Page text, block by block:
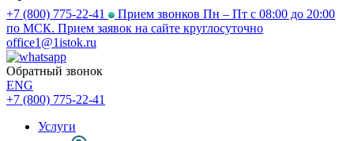
+7 (800) 775-22-41
Прием звонков Пн – Пт с 08:00 до 20:00
по МСК. Прием заявок на сайте круглосуточно
office1@1istok.ru
Обратный звонок
ENG
+7 (800) 775-22-41
Услуги